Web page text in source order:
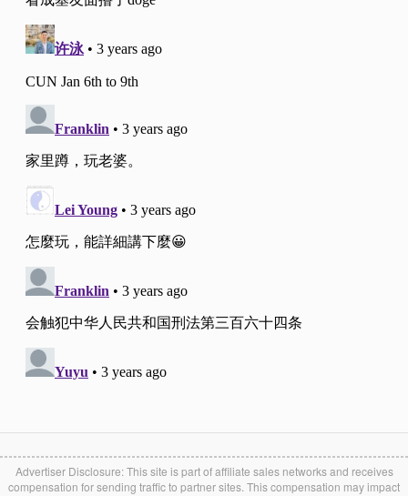
Advertiser Disclosure: This site is part of affiliate sales networks and receives
compensation for sending traffic to partner sites. This compensation may impact